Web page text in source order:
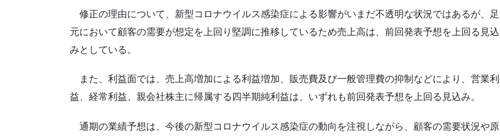
修正の理由について、新型コロナウイルス感染症による影響がいまだ不透明な状況ではあるが、足
元において顧客の需要が想定を上回り堅調に推移しているため売上高は、前回発表予想を上回る見込
みとしている。
また、利益面では、売上高増加による利益増加、販売費及び一般管理費の抑制などにより、営業利
益、経常利益、親会社株主に帰属する四半期純利益は、いずれも前回発表予想を上回る見込み。
通期の業績予想は、今後の新型コロナウイルス感染症の動向を注視しながら、顧客の需要状況や原